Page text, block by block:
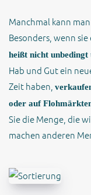
Manchmal kann
Besonders, wenn
heißt nicht unbedingt
Hab und Gut ein
Zeit haben,
oder auf
Sie die Menge, die
machen anderen